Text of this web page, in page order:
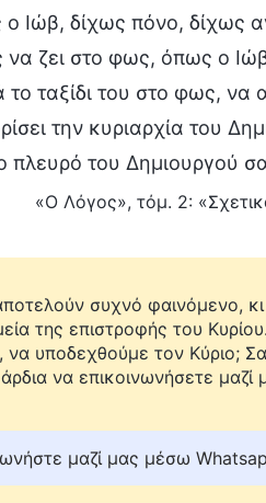
Ιώβ, δίχως πόνο, δίχως
να ζει στο φως, όπως ο
ταξίδι του στο φως, να
την κυριαρχία του
πλευρό του Δημιουργού
«Ο Λόγος», τόμ. 2:
συχνό φαινόμενο,
της επιστροφής του
να υποδεχθούμε τον Κύριο;
να επικοινωνήσετε μαζί
μαζί μας μέσω